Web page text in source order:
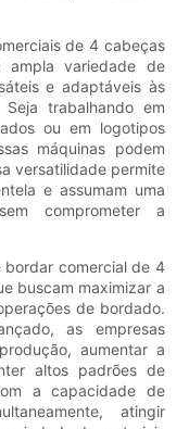
de 4 cabeças
ampla variedade de
e adaptáveis às
trabalhando em
ou em logotipos
máquinas podem
versatilidade permite
e assumam uma
comprometer a
bordar comercial de 4
buscam maximizar a
de bordado.
as empresas
aumentar a
altos padrões de
a capacidade de
atingir